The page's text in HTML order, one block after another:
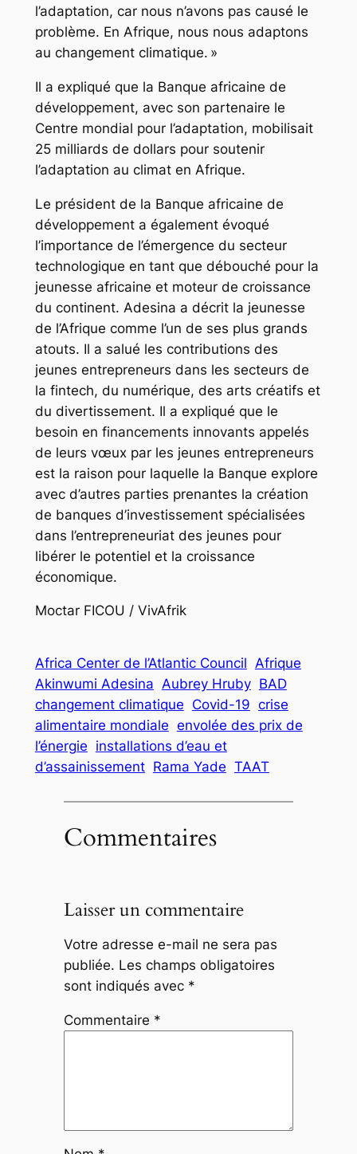
l’adaptation, car nous n’avons pas causé le
problème. En Afrique, nous nous adaptons
au changement climatique. »
Il a expliqué que la Banque africaine de
développement, avec son partenaire le
Centre mondial pour l’adaptation, mobilisait
25 milliards de dollars pour soutenir
l’adaptation au climat en Afrique.
Le président de la Banque africaine de
développement a également évoqué
l’importance de l’émergence du secteur
technologique en tant que débouché pour la
jeunesse africaine et moteur de croissance
du continent. Adesina a décrit la jeunesse
de l’Afrique comme l’un de ses plus grands
atouts. Il a salué les contributions des
jeunes entrepreneurs dans les secteurs de
la fintech, du numérique, des arts créatifs et
du divertissement. Il a expliqué que le
besoin en financements innovants appelés
de leurs vœux par les jeunes entrepreneurs
est la raison pour laquelle la Banque explore
avec d’autres parties prenantes la création
de banques d’investissement spécialisées
dans l’entrepreneuriat des jeunes pour
libérer le potentiel et la croissance
économique.
Moctar FICOU / VivAfrik
Africa Center de l’Atlantic Council Afrique
Akinwumi Adesina Aubrey Hruby BAD
changement climatique Covid-19 crise
alimentaire mondiale envolée des prix de
l’énergie installations d’eau et
d’assainissement Rama Yade TAAT
Commentaires
Laisser un commentaire
Votre adresse e-mail ne sera pas
publiée. Les champs obligatoires
sont indiqués avec *
Commentaire *